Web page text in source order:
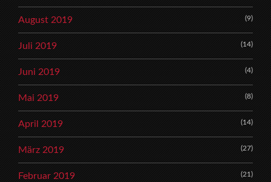
August 2019 (9)
Juli 2019 (14)
Juni 2019 (4)
Mai 2019 (8)
April 2019 (14)
März 2019 (27)
Februar 2019 (21)